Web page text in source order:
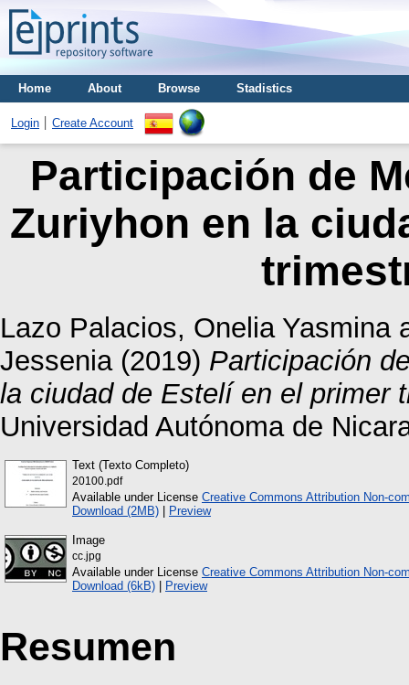
Home About Browse Stadistics
Login Create Account
Participación de
Zuriyhon en la
Lazo Palacios, Onelia Yasmina
Jessenia(2019) Participación
la ciudad de Estelí en el primer
Universidad Autónoma de
Text (Texto Completo)
20100.pdf
Available under License Creative Commons Attribution Non-
Download (2MB) | Preview
Image
cc.jpg
Available under License Creative Commons Attribution Non-
Download (6kB) | Preview
Resumen